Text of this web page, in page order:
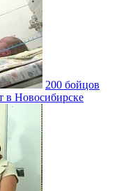
200 бойцов
в Новосибирске